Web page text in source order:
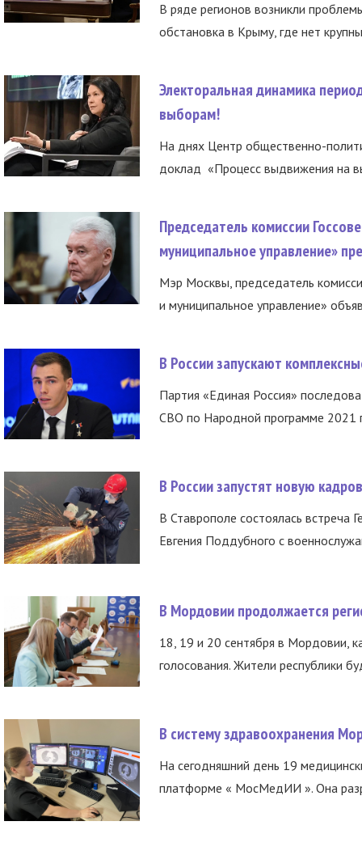
В ряде регионов возникли
обстановка в Крыму, где нет
Электоральная динамика
выборам!
На днях Центр общественно-
доклад «Процесс выдвижения на
Председатель комиссии
муниципальное управление»
Мэр Москвы, председатель
и муниципальное управление»
В России запускают
Партия «Единая Россия»
СВО по Народной программе 2021
В России запустят новую
В Ставрополе состоялась встреча
Евгения Поддубного с
В Мордовии продолжается
18, 19 и 20 сентября в Мордовии,
голосования. Жители республики
В систему здравоохранения
На сегодняшний день 19
платформе « МосМедИИ ». Она